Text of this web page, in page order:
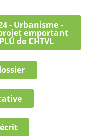
- Urbanisme -
emportant
de CHTVL